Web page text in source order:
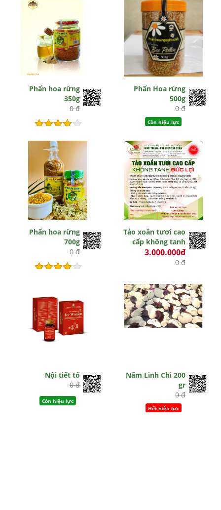
Phấn hoa rừng
350g
0 đ
Phấn Hoa rừng
500g
0 đ
Còn hiệu lực
Phấn hoa rừng
700g
0 đ
Tảo xoắn tươi cao
cấp không tanh
3.000.000đ
0 đ
Nội tiết tố
0 đ
Còn hiệu lực
Nấm Linh Chi 200
gr
0 đ
Hết hiệu lực